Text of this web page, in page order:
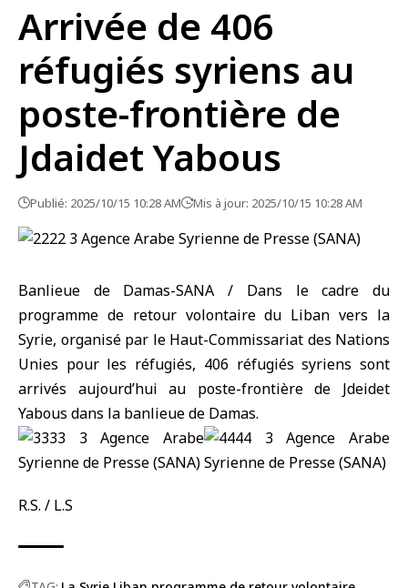
Arrivée de 406
réfugiés syriens au
poste-frontière de
Jdaidet Yabous
Publié: 2025/10/15 10:28 AM Mis à jour: 2025/10/15 10:28 AM
Banlieue de Damas-SANA / Dans le cadre du
programme de retour volontairedu Liban vers la
Syrie, organisé par le Haut-Commissariat des Nations
Unies pour les réfugiés, 406 réfugiés syriens sont
arrivés aujourd’hui au poste-frontière de Jdeidet
Yabous dans la banlieue de Damas.
R.S. / L.S